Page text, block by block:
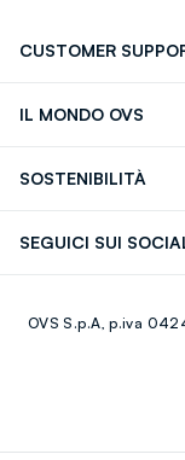
CUSTOMER
IL MONDO OVS
Giftcard
SOSTENIBILITÀ
SEGUICI SUI
Youtube
OVS S.p.A, p.iva